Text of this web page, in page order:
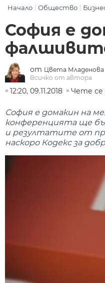
Начало Общество
София е
от Цвета Младенова
Всичко от автора
12:20, 09.11.2018
Чете се
София е домакин на
конференцията ще
и резултатите от
наскоро Кодекс за